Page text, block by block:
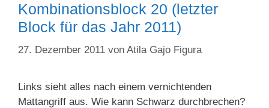
Kombinationsblock 20 (letzter
Block für das Jahr 2011)
27. Dezember 2011 von Atila Gajo Figura
Links sieht alles nach einem vernichtenden
Mattangriff aus. Wie kann Schwarz durchbrechen?